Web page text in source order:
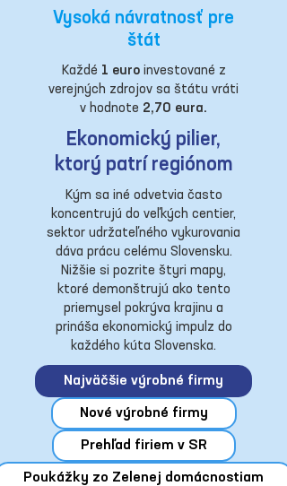
Vysoká návratnosť pre
štát
Každé 1 euroinvestované z
verejných zdrojov sa štátu vráti
v hodnote 2,70 eura.
Ekonomický pilier,
ktorý patrí regiónom
Kým sa iné odvetvia často
koncentrujú do veľkých centier,
sektor udržateľného vykurovania
dáva prácu celému Slovensku.
Nižšie si pozrite štyri mapy,
ktoré demonštrujú ako tento
priemysel pokrýva krajinu a
prináša ekonomický impulz do
každého kúta Slovenska.
Najväčšie výrobné firmy
Nové výrobné firmy
Prehľad firiem v SR
Poukážky zo Zelenej domácnostiam